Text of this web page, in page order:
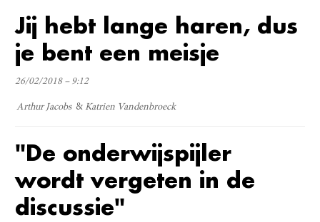
Jij hebt lange haren, dus
je bent een meisje
26/02/2018 – 9:12
Arthur Jacobs Katrien Vandenbroeck
"De onderwijspijler
wordt vergeten in de
discussie"